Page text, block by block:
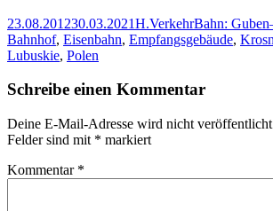
Veröffentlicht
am
23.08.201230.03.2021Autor
H.Kategorien
VerkehrSchlagwörter
Bahn:
Bahnhof, Eisenbahn, Empfangsgebäude,
Lubuskie, Polen
Schreibe einen Kommentar
Deine E-Mail-Adresse wird nicht
Felder sind mit * markiert
Kommentar *